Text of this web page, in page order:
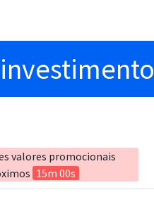
valores promocionais
15m 00s